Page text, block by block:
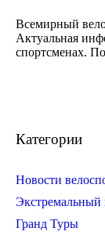
Всемирный
Актуальная
спортсменах.
Категории
Новости
Экстремальный
Гранд Туры